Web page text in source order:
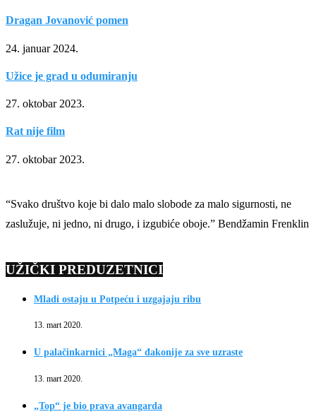
Dragan Jovanović pomen
24. januar 2024.
Užice je grad u odumiranju
27. oktobar 2023.
Rat nije film
27. oktobar 2023.
“Svako društvo koje bi dalo malo slobode za malo sigurnosti, ne
zaslužuje, ni jedno, ni drugo, i izgubiće oboje.” Bendžamin Frenklin
UŽIČKI PREDUZETNICI
Mladi ostaju u Potpeću i uzgajaju ribu
13. mart 2020.
U palačinkarnici „Maga“ đakonije za sve uzraste
13. mart 2020.
„Top“ je bio prava avangarda